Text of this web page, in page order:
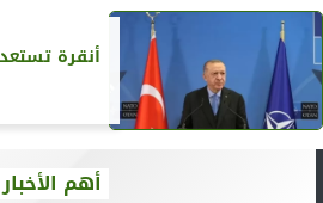
أهم الأخبار